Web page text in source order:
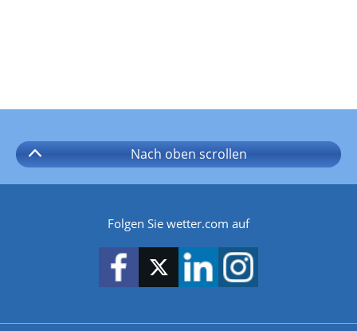
Nach oben scrollen
Folgen Sie wetter.com auf